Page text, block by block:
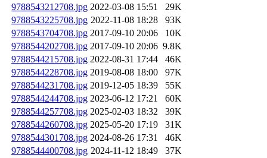
9788543212708.jpg 2022-03-08 15:51
29K
9788543225708.jpg 2022-11-08 18:28
93K
9788543704708.jpg 2017-09-10 20:06
10K
9788544202708.jpg 2017-09-10 20:06 9.8K
9788544215708.jpg 2022-08-31 17:44
46K
9788544228708.jpg 2019-08-08 18:00
97K
9788544231708.jpg 2019-12-05 18:39
55K
9788544244708.jpg 2023-06-12 17:21
60K
9788544257708.jpg 2025-02-03 18:32
39K
9788544260708.jpg 2025-05-20 17:19
31K
9788544301708.jpg 2024-08-26 17:31
46K
9788544400708.jpg 2024-11-12 18:49
37K